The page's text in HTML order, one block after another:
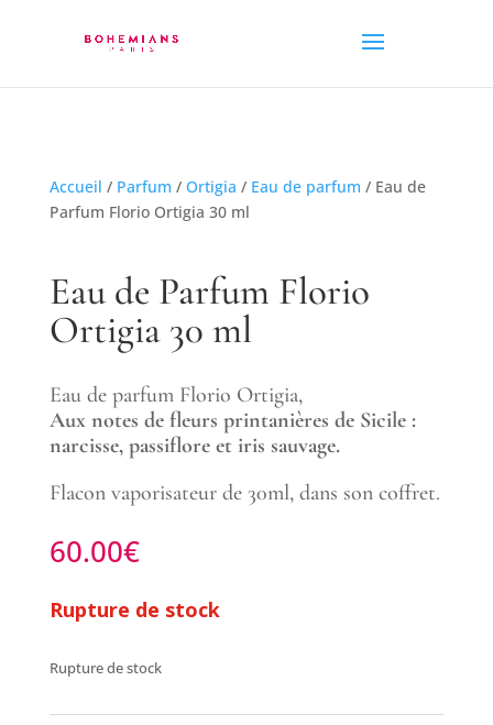
Accueil / Parfum / Ortigia / Eau de parfum / Eau de
Parfum Florio Ortigia 30 ml
Eau de Parfum Florio
Ortigia 30 ml
Eau de parfum Florio Ortigia,
Aux notes de fleurs printanières de Sicile :
narcisse, passiflore et iris sauvage.
Flacon vaporisateur de 30ml, dans son coffret.
60.00€
Rupture de stock
Rupture de stock